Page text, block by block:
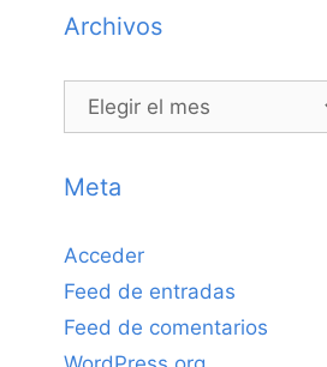
Archivos
Archivos
Meta
Acceder
Feed de entradas
Feed de comentarios